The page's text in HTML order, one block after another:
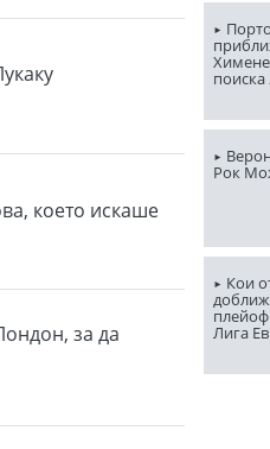
което искаше
за да
Рок
Кои
Лига